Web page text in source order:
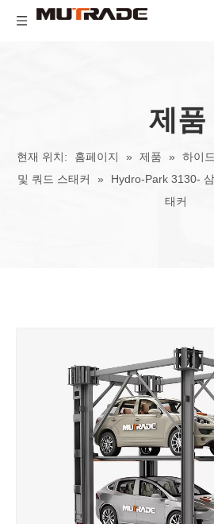
제품
현재 위치: 홈페이지 » 제품 » 하이
및 쿼드 스태커
»
Hydro-Park 3130-
태커